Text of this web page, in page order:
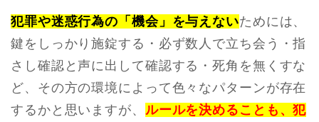
犯罪や迷惑行為の「機会」を与えないためには、
鍵をしっかり施錠する・必ず数人で立ち会う・指
さし確認と声に出して確認する・死角を無くすな
ど、その方の環境によって色々なパターンが存在
するかと思いますが、 ルールを決めることも、犯